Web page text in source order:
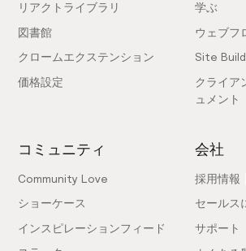
リアクトライブラリ
図書館
クロームエクステンション
価格設定
学ぶ
ウェブフ
Site
クライア
ュメント
コミュニティ
Community Love
ショーケース
インスピレーションフィード
会社
採用情報
セールス
サポート